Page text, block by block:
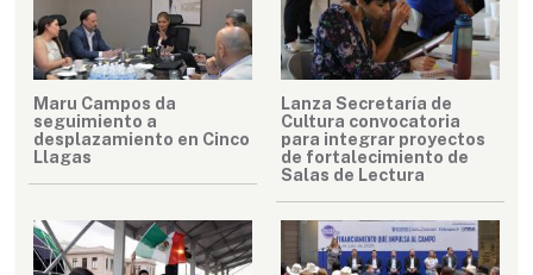
Maru Campos da
seguimiento a
desplazamiento en Cinco
Llagas
Lanza Secretaría de
Cultura convocatoria
para integrar proyectos
de fortalecimiento de
Salas de Lectura